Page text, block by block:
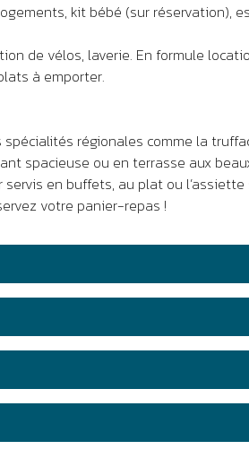
kit bébé (sur réservation),
de vélos, laverie. En formule
à emporter.
régionales comme la
spacieuse ou en terrasse aux
en buffets, au plat ou
votre panier-repas !